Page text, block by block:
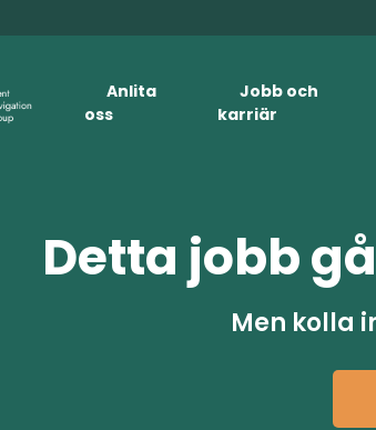
Anlita
oss
Jobb och
karriär
Detta jobb
Men kolla